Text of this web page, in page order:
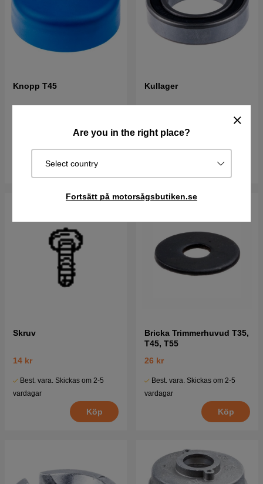
Are you in the right place?
Select country
Fortsätt på motorsågsbutiken.se
Knopp T45
Best. vara. Skickas om 2-5
Köp
Kullager
Best. vara. Skickas om 2-5
Köp
Skruv
14 kr
Best. vara. Skickas om 2-5
vardagar
Köp
Bricka Trimmerhuvud T35,
T45, T55
26 kr
Best. vara. Skickas om 2-5
vardagar
Köp